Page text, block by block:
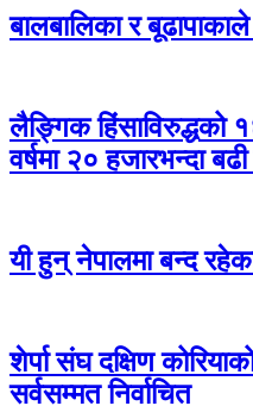
बालबालिका र
लैङ्गिक हिंसाविरुद्धको
वर्षमा २० हजारभन्दा
यी हुन् नेपालमा बन्द
शेर्पा संघ दक्षिण
सर्वसम्मत निर्वाचित